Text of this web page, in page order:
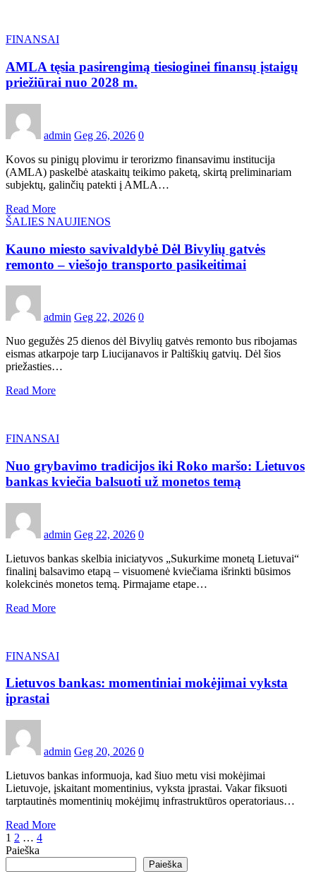
FINANSAI
AMLA tęsia pasirengimą tiesioginei finansų įstaigų
priežiūrai nuo 2028 m.
admin Geg 26, 2026 0
Kovos su pinigų plovimu ir terorizmo finansavimu institucija
(AMLA) paskelbė ataskaitų teikimo paketą, skirtą preliminariam
subjektų, galinčių patekti į AMLA…
Read More
ŠALIES NAUJIENOS
Kauno miesto savivaldybė Dėl Bivylių gatvės
remonto – viešojo transporto pasikeitimai
admin Geg 22, 2026 0
Nuo gegužės 25 dienos dėl Bivylių gatvės remonto bus ribojamas
eismas atkarpoje tarp Liucijanavos ir Paltiškių gatvių. Dėl šios
priežasties…
Read More
FINANSAI
Nuo grybavimo tradicijos iki Roko maršo: Lietuvos
bankas kviečia balsuoti už monetos temą
admin Geg 22, 2026 0
Lietuvos bankas skelbia iniciatyvos „Sukurkime monetą Lietuvai“
finalinį balsavimo etapą – visuomenė kviečiama išrinkti būsimos
kolekcinės monetos temą. Pirmajame etape…
Read More
FINANSAI
Lietuvos bankas: momentiniai mokėjimai vyksta
įprastai
admin Geg 20, 2026 0
Lietuvos bankas informuoja, kad šiuo metu visi mokėjimai
Lietuvoje, įskaitant momentinius, vyksta įprastai. Vakar fiksuoti
tarptautinės momentinių mokėjimų infrastruktūros operatoriaus…
Read More
Įrašų
puslapiavimas
1 2 … 4
Paieška
Paieška